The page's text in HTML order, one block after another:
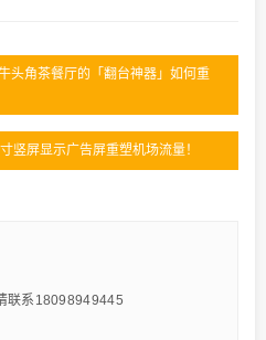
头角茶餐厅的「翻台神器」如何重
竖屏显示广告屏重塑机场流量！
联系18098949445